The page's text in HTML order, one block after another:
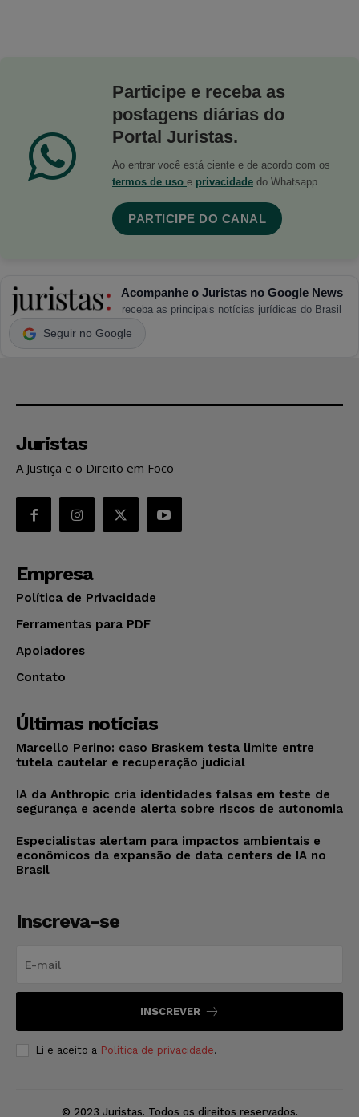
Participe e receba as
postagens diárias do
Portal Juristas.
Ao entrar você está ciente e de acordo com os
termos de uso e privacidade do Whatsapp.
PARTICIPE DO CANAL
Acompanhe o Juristas no Google News
receba as principais notícias jurídicas do Brasil
Seguir no Google
Juristas
A Justiça e o Direito em Foco
Empresa
Política de Privacidade
Ferramentas para PDF
Apoiadores
Contato
Últimas notícias
Marcello Perino: caso Braskem testa limite entre
tutela cautelar e recuperação judicial
IA da Anthropic cria identidades falsas em teste de
segurança e acende alerta sobre riscos de autonomia
Especialistas alertam para impactos ambientais e
econômicos da expansão de data centers de IA no
Brasil
Inscreva-se
INSCREVER
Li e aceito a Política de privacidade.
© 2023 Juristas. Todos os direitos reservados.